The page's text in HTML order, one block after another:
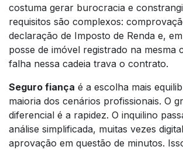
costuma gerar burocracia e
requisitos são complexos:
declaração de Imposto de Renda e,
posse de imóvel registrado na mesma
falha nessa cadeia trava o contrato.
Seguro fiança é a escolha mais
maioria dos cenários profissionais. O
diferencial é a rapidez. O inquilino
análise simplificada, muitas vezes
aprovação em questão de minutos.